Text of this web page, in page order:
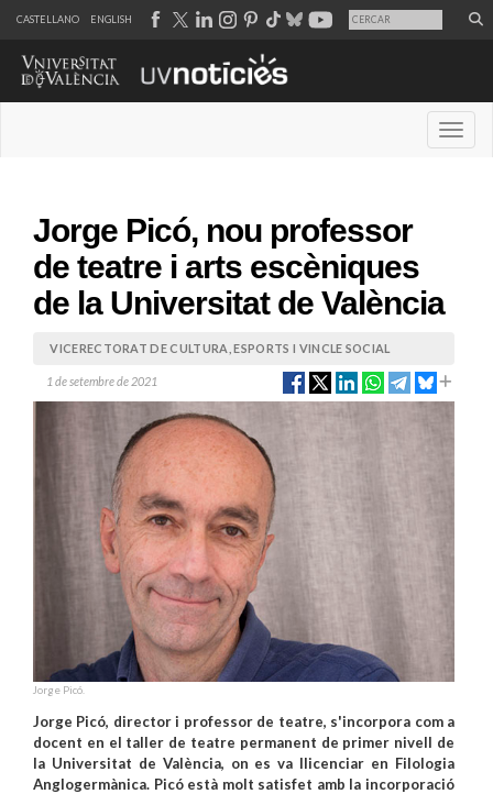
CASTELLANO ENGLISH
Jorge Picó, nou professor
de teatre i arts escèniques
de la Universitat de València
VICERECTORAT DE CULTURA, ESPORTS I VINCLE SOCIAL
1 de setembre de 2021
Jorge Picó.
Jorge Picó, director i professor de teatre, s'incorpora com a
docent en el taller de teatre permanent de primer nivell de
la Universitat de València, on es va llicenciar en Filologia
Anglogermànica. Picó està molt satisfet amb la incorporació